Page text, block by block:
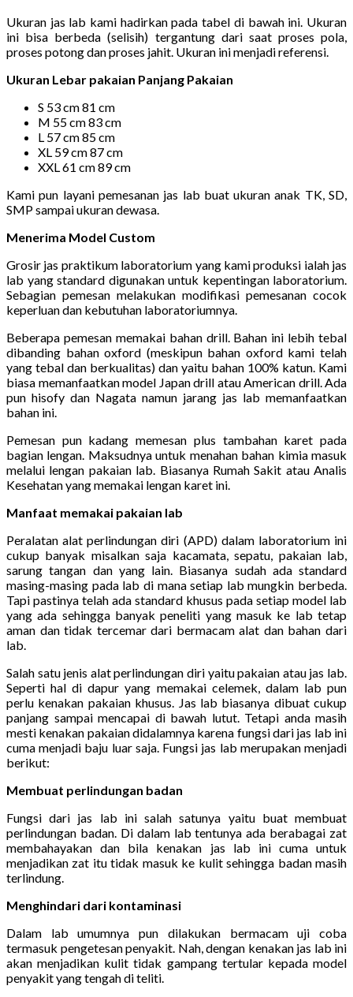
Ukuran jas lab kami hadirkan pada tabel di bawah ini. Ukuran
ini bisa berbeda (selisih) tergantung dari saat proses pola,
proses potong dan proses jahit. Ukuran ini menjadi referensi.
Ukuran Lebar pakaian Panjang Pakaian
S 53 cm 81 cm
M 55 cm 83 cm
L 57 cm 85 cm
XL 59 cm 87 cm
XXL 61 cm 89 cm
Kami pun layani pemesanan jas lab buat ukuran anak TK, SD,
SMP sampai ukuran dewasa.
Menerima Model Custom
Grosir jas praktikum laboratorium yang kami produksi ialah jas
lab yang standard digunakan untuk kepentingan laboratorium.
Sebagian pemesan melakukan modifikasi pemesanan cocok
keperluan dan kebutuhan laboratoriumnya.
Beberapa pemesan memakai bahan drill. Bahan ini lebih tebal
dibanding bahan oxford (meskipun bahan oxford kami telah
yang tebal dan berkualitas) dan yaitu bahan 100% katun. Kami
biasa memanfaatkan model Japan drill atau American drill. Ada
pun hisofy dan Nagata namun jarang jas lab memanfaatkan
bahan ini.
Pemesan pun kadang memesan plus tambahan karet pada
bagian lengan. Maksudnya untuk menahan bahan kimia masuk
melalui lengan pakaian lab. Biasanya Rumah Sakit atau Analis
Kesehatan yang memakai lengan karet ini.
Manfaat memakai pakaian lab
Peralatan alat perlindungan diri (APD) dalam laboratorium ini
cukup banyak misalkan saja kacamata, sepatu, pakaian lab,
sarung tangan dan yang lain. Biasanya sudah ada standard
masing-masing pada lab di mana setiap lab mungkin berbeda.
Tapi pastinya telah ada standard khusus pada setiap model lab
yang ada sehingga banyak peneliti yang masuk ke lab tetap
aman dan tidak tercemar dari bermacam alat dan bahan dari
lab.
Salah satu jenis alat perlindungan diri yaitu pakaian atau jas lab.
Seperti hal di dapur yang memakai celemek, dalam lab pun
perlu kenakan pakaian khusus. Jas lab biasanya dibuat cukup
panjang sampai mencapai di bawah lutut. Tetapi anda masih
mesti kenakan pakaian didalamnya karena fungsi dari jas lab ini
cuma menjadi baju luar saja. Fungsi jas lab merupakan menjadi
berikut:
Membuat perlindungan badan
Fungsi dari jas lab ini salah satunya yaitu buat membuat
perlindungan badan. Di dalam lab tentunya ada berabagai zat
membahayakan dan bila kenakan jas lab ini cuma untuk
menjadikan zat itu tidak masuk ke kulit sehingga badan masih
terlindung.
Menghindari dari kontaminasi
Dalam lab umumnya pun dilakukan bermacam uji coba
termasuk pengetesan penyakit. Nah, dengan kenakan jas lab ini
akan menjadikan kulit tidak gampang tertular kepada model
penyakit yang tengah di teliti.